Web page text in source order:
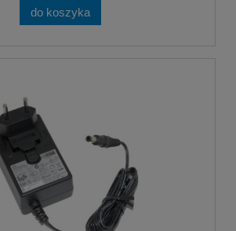
do koszyka